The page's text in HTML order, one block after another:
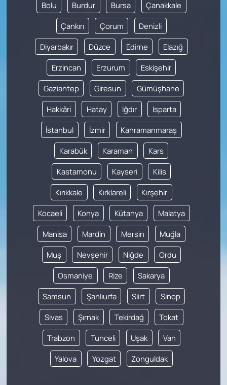
Bolu Burdur Bursa Çanakkale
Çankırı Çorum Denizli
Diyarbakır Düzce Edirne Elazığ
Erzincan Erzurum Eskişehir
Gaziantep Giresun Gümüşhane
Hakkâri Hatay Iğdır Isparta
İstanbul İzmir Kahramanmaraş
Karabük Karaman Kars
Kastamonu Kayseri Kilis
Kırıkkale Kırklareli Kırşehir
Kocaeli Konya Kütahya Malatya
Manisa Mardin Mersin Muğla
Muş Nevşehir Niğde Ordu
Osmaniye Rize Sakarya
Samsun Şanlıurfa Siirt Sinop
Sivas Şırnak Tekirdağ Tokat
Trabzon Tunceli Uşak Van
Yalova Yozgat Zonguldak